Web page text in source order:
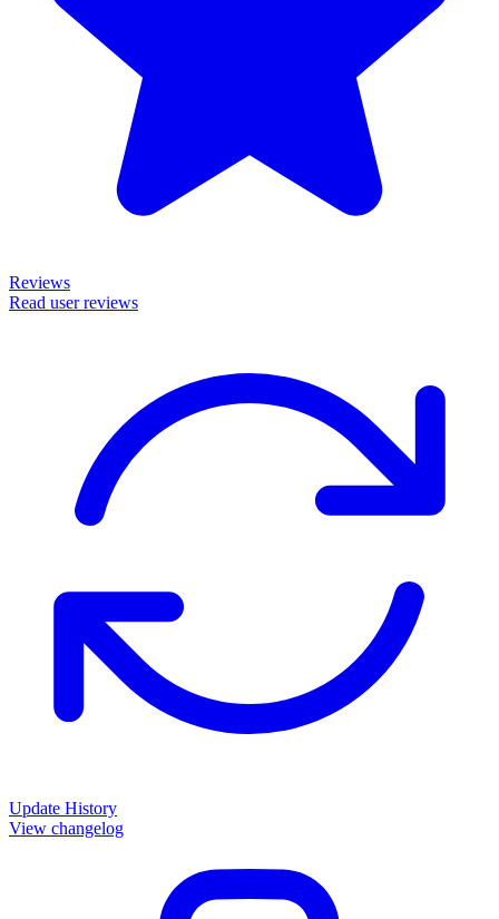
Reviews
Read user reviews
Update History
View changelog